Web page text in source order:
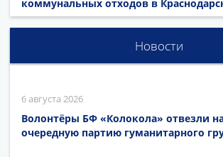
коммунальных отходов в
Новости
6 августа 2026
Волонтёры БФ «Колокола» отвезли
очередную партию гуманитарного